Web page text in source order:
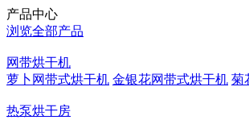
产品中心
浏览全部产品
网带烘干机
萝卜网带式烘干机 金银花网带式烘干机 菊
热泵烘干房